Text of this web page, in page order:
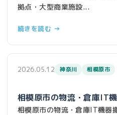
拠点・大型商業施設...
続きを読む →
2026.05.12 神奈川 相模原市
相模原市の物流・倉庫IT
相模原市の物流・倉庫IT機器